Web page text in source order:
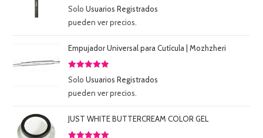
Valorado
5
SoloUsuarios Registrados
pueden ver precios.
Empujador Universal para Cutícula | Mozhzheri
Valorado
5
SoloUsuarios Registrados
pueden ver precios.
JUST WHITE BUTTERCREAM COLOR GEL